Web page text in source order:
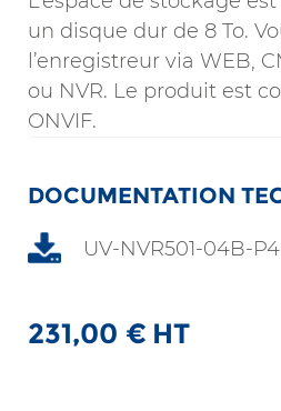
231,00 € HT
un disque dur de 8 To.
l’enregistreur via WEB,
ou NVR. Le produit est
ONVIF.
DOCUMENTATION
UV-NVR501-04B-